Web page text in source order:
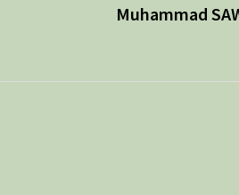
Muhammad